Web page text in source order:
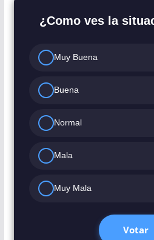
¿Como ves la
Muy Buena
Buena
Normal
Mala
Muy Mala
Votar